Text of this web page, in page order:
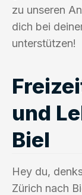
zu unseren
dich bei
unterstützen!
und
Biel
Hey du,
Zürich nach